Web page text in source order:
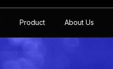
Product About Us